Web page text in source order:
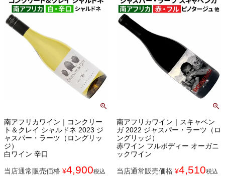
南アフリカワイン｜コンクリー
ト＆クレイ シャルドネ 2023 ジ
ャスパー・ラーツ（ロングリッ
ジ）
白ワイン 辛口
当店通常販売価格 ¥4,900税込
南アフリカワイン｜スキャベン
ガ 2022 ジャスパー・ラーツ（ロ
ングリッジ）
赤ワイン フルボディー オーガニ
ックワイン
当店通常販売価格 ¥4,510税込